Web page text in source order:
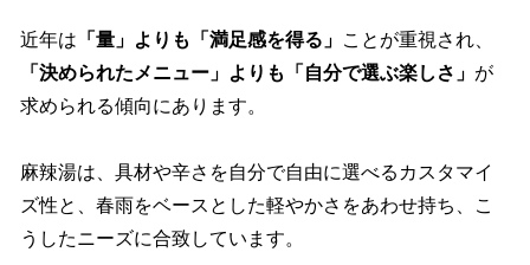
近年は 「量」よりも「満足感を得る」 ことが重視され、
「決められたメニュー」よりも「自分で選ぶ楽しさ」 が
求められる傾向にあります。
麻辣湯は、具材や辛さを自分で自由に選べるカスタマイ
ズ性と、春雨をベースとした軽やかさをあわせ持ち、こ
うしたニーズに合致しています。